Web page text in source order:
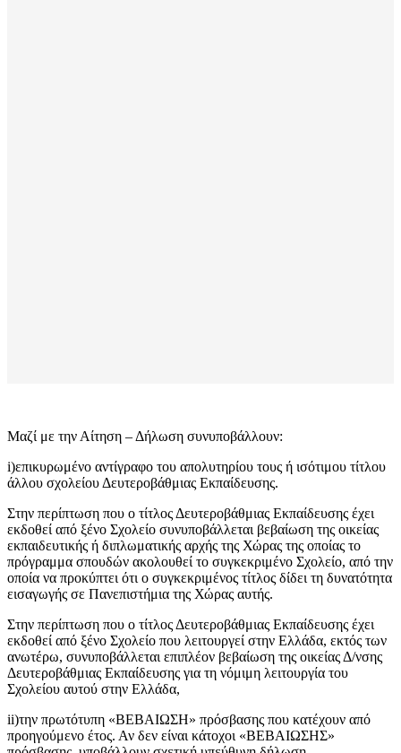
Μαζί με την Αίτηση – Δήλωση συνυποβάλλουν:
i)επικυρωμένο αντίγραφο του απολυτηρίου τους ή ισότιμου τίτλου
άλλου σχολείου Δευτεροβάθμιας Εκπαίδευσης.
Στην περίπτωση που ο τίτλος Δευτεροβάθμιας Εκπαίδευσης έχει
εκδοθεί από ξένο Σχολείο συνυποβάλλεται βεβαίωση της οικείας
εκπαιδευτικής ή διπλωματικής αρχής της Χώρας της οποίας το
πρόγραμμα σπουδών ακολουθεί το συγκεκριμένο Σχολείο, από την
οποία να προκύπτει ότι ο συγκεκριμένος τίτλος δίδει τη δυνατότητα
εισαγωγής σε Πανεπιστήμια της Χώρας αυτής.
Στην περίπτωση που ο τίτλος Δευτεροβάθμιας Εκπαίδευσης έχει
εκδοθεί από ξένο Σχολείο που λειτουργεί στην Ελλάδα, εκτός των
ανωτέρω, συνυποβάλλεται επιπλέον βεβαίωση της οικείας Δ/νσης
Δευτεροβάθμιας Εκπαίδευσης για τη νόμιμη λειτουργία του
Σχολείου αυτού στην Ελλάδα,
ii)την πρωτότυπη «ΒΕΒΑΙΩΣΗ» πρόσβασης που κατέχουν από
προηγούμενο έτος. Αν δεν είναι κάτοχοι «ΒΕΒΑΙΩΣΗΣ»